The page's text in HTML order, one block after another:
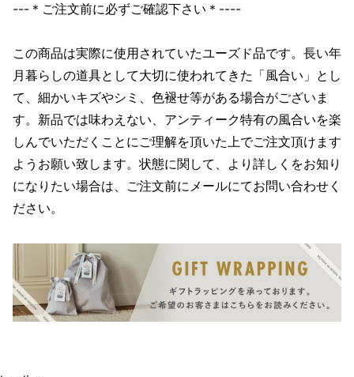
---＊ご注文前に必ずご確認下さい＊----
この商品は実際に使用されていたユーズド品です。長い年
月暮らしの道具として大切に使われてきた「風合い」とし
て、細かいキズやシミ、色褪せ等がある場合がございま
す。新品では味わえない、アンティーク特有の風合いを楽
しんでいただくことにご理解を頂いた上でご注文頂けます
ようお願い致します。状態に関して、より詳しくをお知り
になりたい場合は、ご注文前にメールにてお問い合わせく
ださい。